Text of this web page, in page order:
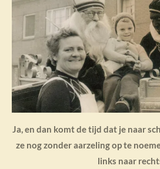
Ja, en dan komt de tijd dat je naar
ze nog zonder aarzeling op te
links naar